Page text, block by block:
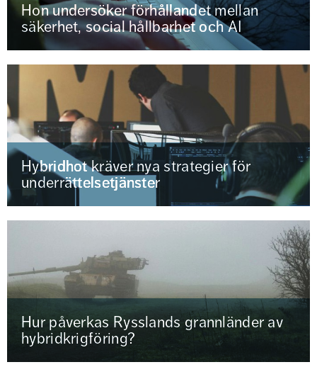
Hon undersöker förhållandet mellan
säkerhet, social hållbarhet och AI
Hybridhot kräver nya strategier för
underrättelsetjänster
Hur påverkas Rysslands grannländer av
hybridkrigföring?